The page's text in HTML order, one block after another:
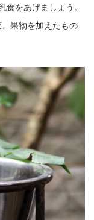
をあげましょう。
果物を加えたもの